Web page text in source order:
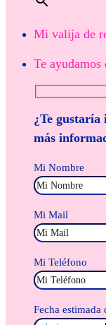
Mi valija de
Te ayudamos
¿Te gustaría
más
Mi Nombre
Mi Mail
Mi Teléfono
Fecha estimada